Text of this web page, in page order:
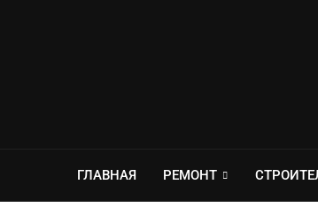
ГЛАВНАЯ РЕМОНТ